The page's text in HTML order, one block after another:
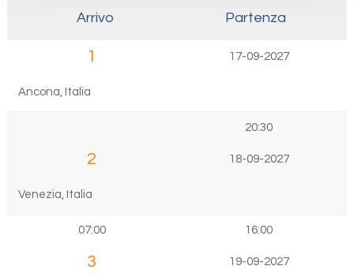
Arrivo Partenza
1 17-09-2027
Ancona, Italia
20:30
2 18-09-2027
Venezia, Italia
07:00 16:00
3 19-09-2027